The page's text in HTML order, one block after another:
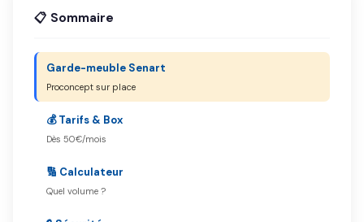
📋 Sommaire
Garde-meuble Senart
Proconcept sur place
💰 Tarifs & Box
Dès 50€/mois
🔢 Calculateur
Quel volume ?